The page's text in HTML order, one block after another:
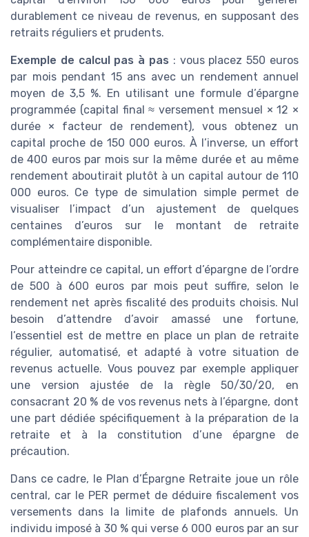
durablement ce niveau de revenus, en supposant des
retraits réguliers et prudents.
Exemple de calcul pas à pas : vous placez 550 euros
par mois pendant 15 ans avec un rendement annuel
moyen de 3,5 %. En utilisant une formule d’épargne
programmée (capital final ≈ versement mensuel × 12 ×
durée × facteur de rendement), vous obtenez un
capital proche de 150 000 euros. À l’inverse, un effort
de 400 euros par mois sur la même durée et au même
rendement aboutirait plutôt à un capital autour de 110
000 euros. Ce type de simulation simple permet de
visualiser l’impact d’un ajustement de quelques
centaines d’euros sur le montant de retraite
complémentaire disponible.
Pour atteindre ce capital, un effort d’épargne de l’ordre
de 500 à 600 euros par mois peut suffire, selon le
rendement net après fiscalité des produits choisis. Nul
besoin d’attendre d’avoir amassé une fortune,
l’essentiel est de mettre en place un plan de retraite
régulier, automatisé, et adapté à votre situation de
revenus actuelle. Vous pouvez par exemple appliquer
une version ajustée de la règle 50/30/20, en
consacrant 20 % de vos revenus nets à l’épargne, dont
une part dédiée spécifiquement à la préparation de la
retraite et à la constitution d’une épargne de
précaution.
Dans ce cadre, le Plan d’Épargne Retraite joue un rôle
central, car le PER permet de déduire fiscalement vos
versements dans la limite de plafonds annuels. Un
individu imposé à 30 % qui verse 6 000 euros par an sur